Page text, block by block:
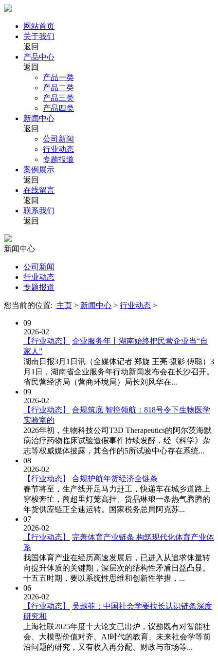
网站首页
关于我们
返回
产品中心
返回
产品一类
产品二类
产品三类
产品四类
新闻中心
返回
公司新闻
行业动态
专题报道
案例展示
返回
在线留言
返回
联系我们
返回
新闻中心
公司新闻
行业动态
专题报道
您当前的位置: 主页 > 新闻中心 > 行业动态 >
09
2026-02
【行业动态】
企业服务年丨湖南始终把民营企业当“自
家人”
湖南日报3月1日讯（全媒体记者 郑旋 王亮 摄影 傅聪）3
月1日，湖南省企业服务年行动新闻发布会在长沙召开。
省民营经济局（营商环境局）局长刘风华在...
09
2026-02
【行业动态】
合规筑底 智控领航：818号令下生物医学
实验室的
2026年初，生物科技公司T3D Therapeutics的阿尔茨海默
病治疗药物临床试验造假事件持续发酵，经《科学》杂
志等权威媒体披露，其合作的5所试验中心存在系统...
08
2026-02
【行业动态】
合规护航年货经济全链条
春节将至，生产线开足马力赶工，快递车在城乡道路上
穿梭奔忙，商超里灯笼高挂、货品琳琅一条热气腾腾的
年货供应链正全速运转。国家税务总局阿克苏...
07
2026-02
【行业动态】
完善体育产业链条 构筑现代化体育产业体
系
我国体育产业在经历高速发展后，已进入从追求体量转
向提升体质的关键期，深层次的结构性矛盾日益凸显。
十五五时期，要以系统性思维和创新性举措，...
06
2026-02
【行业动态】
吴越菲：中国社会学要拉长认识链条深度
研究和
上海社联2025年度十大论文已出炉，议题既有对智能社
会、大模型价值对齐、AI时代的教育、未来社会学等前
沿问题的研究，又有收入再分配、财政与市场等...